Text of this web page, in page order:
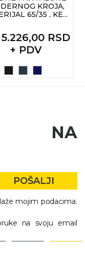
KROJA,
65/35 , KE...
5.226,00 RSD
+ PDV
NA
POŠALJI
mojim podacima.
na svoju email